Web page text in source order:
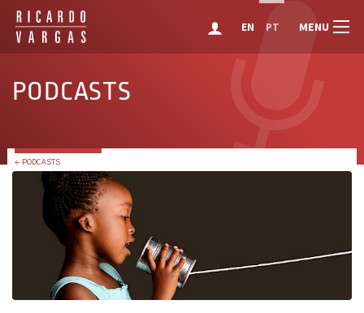
EN PT MENU
PODCASTS
← PODCASTS